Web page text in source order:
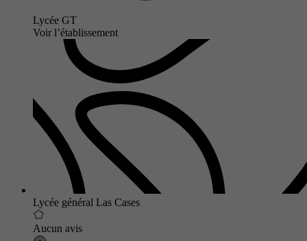
Lycée GT
Voir l’établissement
Lycée général Las Cases
Aucun avis